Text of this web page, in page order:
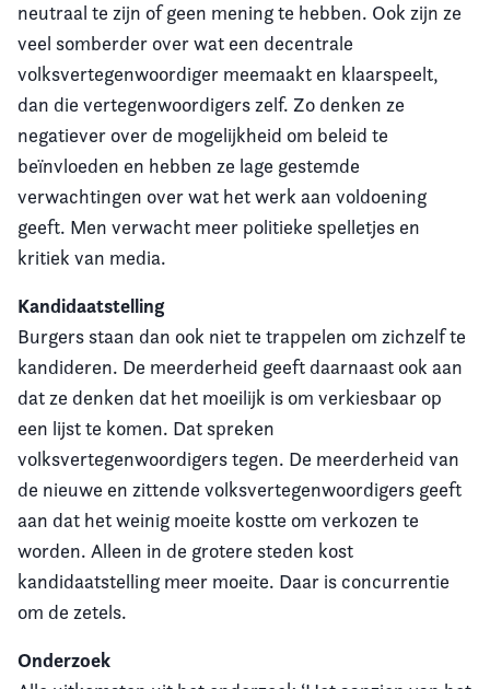
neutraal te zijn of geen mening te hebben. Ook zijn ze
veel somberder over wat een decentrale
volksvertegenwoordiger meemaakt en klaarspeelt,
dan die vertegenwoordigers zelf. Zo denken ze
negatiever over de mogelijkheid om beleid te
beïnvloeden en hebben ze lage gestemde
verwachtingen over wat het werk aan voldoening
geeft. Men verwacht meer politieke spelletjes en
kritiek van media.
Kandidaatstelling
Burgers staan dan ook niet te trappelen om zichzelf te
kandideren. De meerderheid geeft daarnaast ook aan
dat ze denken dat het moeilijk is om verkiesbaar op
een lijst te komen. Dat spreken
volksvertegenwoordigers tegen. De meerderheid van
de nieuwe en zittende volksvertegenwoordigers geeft
aan dat het weinig moeite kostte om verkozen te
worden. Alleen in de grotere steden kost
kandidaatstelling meer moeite. Daar is concurrentie
om de zetels.
Onderzoek